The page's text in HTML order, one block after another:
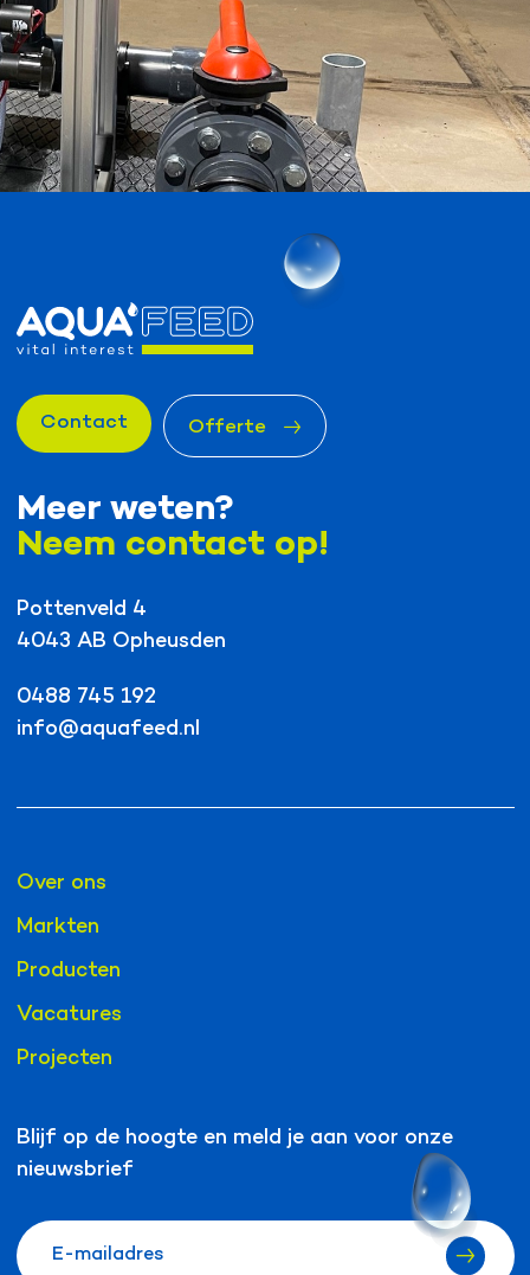
Meer weten?
Neem contact op!
Pottenveld 4
4043 AB Opheusden
0488 745 192
info@aquafeed.nl
Contact Offerte
Over ons
Markten
Producten
Vacatures
Projecten
Blijf op de hoogte en meld je aan voor onze
nieuwsbrief